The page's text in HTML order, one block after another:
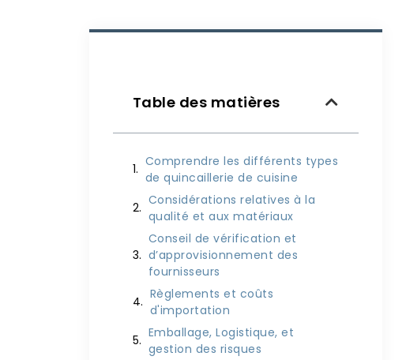
Table des matières
Comprendre les différents types
de quincaillerie de cuisine
Considérations relatives à la
qualité et aux matériaux
Conseil de vérification et
d’approvisionnement des
fournisseurs
Règlements et coûts
d'importation
Emballage, Logistique, et
gestion des risques